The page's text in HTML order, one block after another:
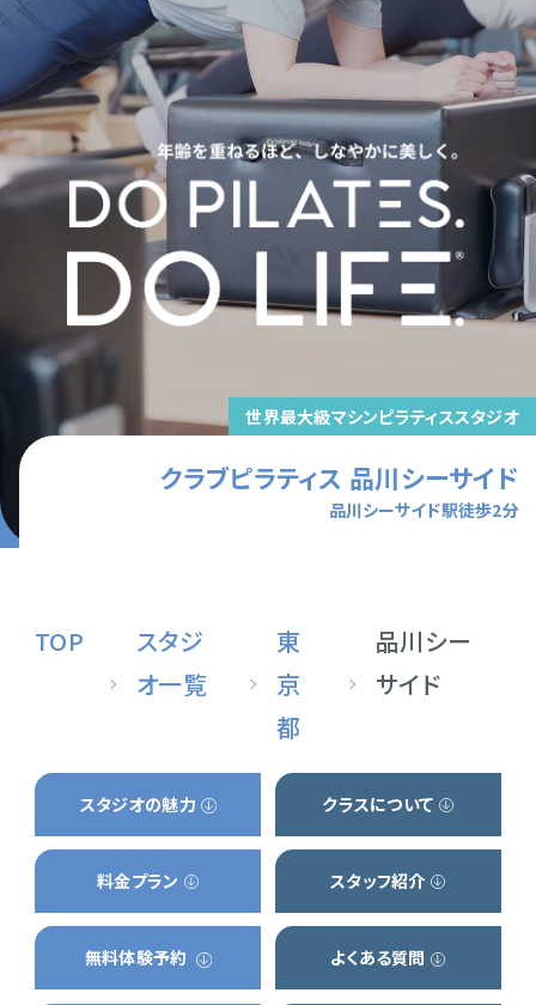
世界最大級マシンピラティススタジオ
クラブピラティス 品川シーサイド
品川シーサイド駅徒歩2分
TOP
スタジ
オ一覧
東
京
都
品川シー
サイド
スタジオの魅力 クラスについて
料金プラン スタッフ紹介
無料体験予約 よくある質問